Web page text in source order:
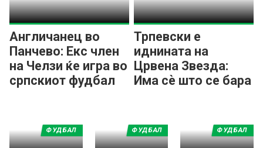
Англичанец во
Панчево: Екс член
на Челзи ќе игра во
српскиот фудбал
Трпевски е
иднината на
Црвена Звезда:
Има сè што се бара
ФУДБАЛ ФУДБАЛ ФУДБАЛ